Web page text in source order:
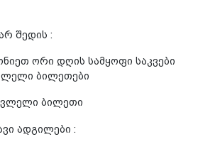
შედის :
ორი დღის სამყოფი საკვები
ბილეთები
ბილეთი
ადგილები :